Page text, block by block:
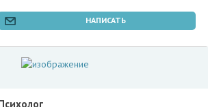
НАПИСАТЬ